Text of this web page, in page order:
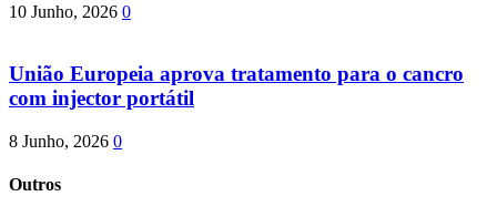
10 Junho, 2026 0
União Europeia aprova tratamento para o cancro
com injector portátil
8 Junho, 2026 0
Outros